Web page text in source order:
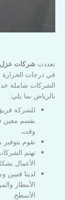
تعددت شركات عزل
في درجات الحرارة
الشركات شاملة
بالرياض بما يلي:
للشركة
بقسم معين
وقت.
نقوم بتوفير
تهتم
الأعمال
لدينا
الأمطار
الأسطح.